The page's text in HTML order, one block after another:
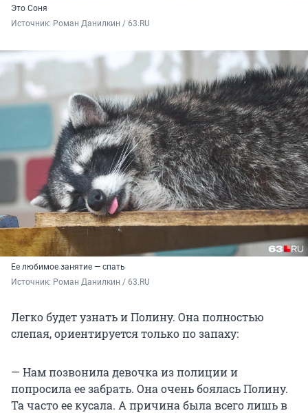
Это Соня
Источник: Роман Данилкин / 63.RU
Ее любимое занятие — спать
Источник: Роман Данилкин / 63.RU
Легко будет узнать и Полину. Она полностью
слепая, ориентируется только по запаху:
— Нам позвонила девочка из полиции и
попросила ее забрать. Она очень боялась Полину.
Та часто ее кусала. А причина была всего лишь в